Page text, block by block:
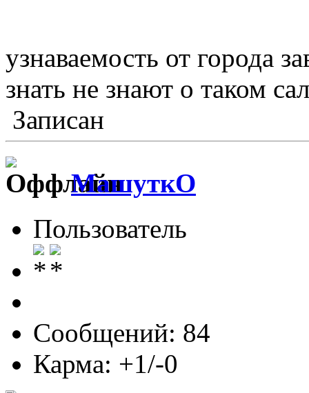
узнаваемость от города
знать не знают о таком
Записан
МашуткО
Пользователь
Сообщений: 84
Карма: +1/-0